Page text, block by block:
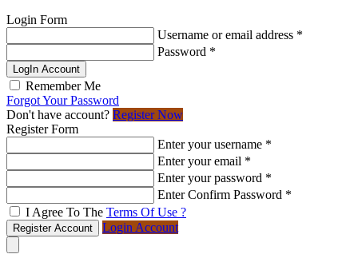
Login Form
Username or email address *
Password *
LogIn Account
Remember Me
Forgot Your Password
Don't have account? Register Now
Register Form
Enter your username *
Enter your email *
Enter your password *
Enter Confirm Password *
I Agree To The Terms Of Use ?
Register Account Login Account